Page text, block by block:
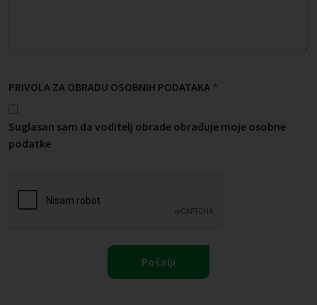
PRIVOLA ZA OBRADU OSOBNIH PODATAKA *
Suglasan sam da voditelj obrade obrađuje moje osobne
podatke